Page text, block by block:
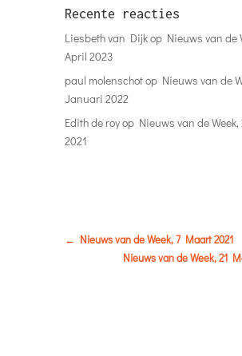
Recente reacties
Liesbeth van Dijkop Nieuws van de
April 2023
paul molenschotop Nieuws van de
Januari 2022
Edith de royop Nieuws van de
2021
← Nieuws van de Week, 7 Maart 2021
Nieuws van de Week, 21